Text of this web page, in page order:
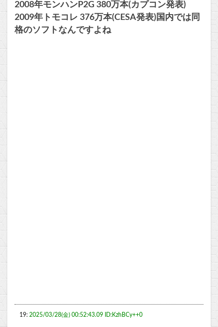
2008年モンハンP2G 380万本(カプコン発表)
2009年トモコレ 376万本(CESA発表)国内では同
格のソフトなんですよね
19: 2025/03/28(金) 00:52:43.09 ID:KzhBCy++0